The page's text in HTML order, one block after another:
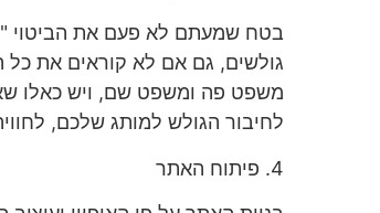
בטח שמעתם לא פעם את הביטוי
גולשים, גם אם לא קוראים את
משפט פה ומשפט שם, ויש כאלו
לחיבור הגולש למותג שלכם,
4. פיתוח האתר